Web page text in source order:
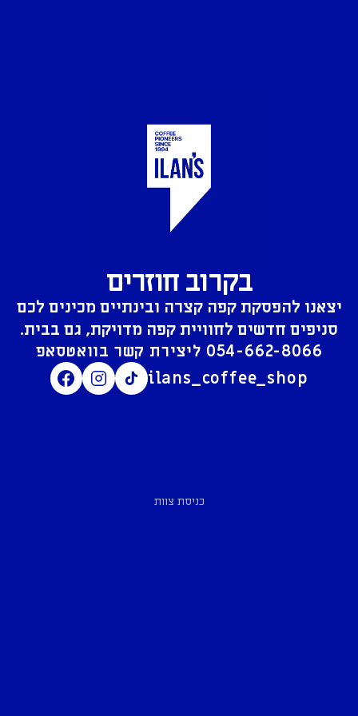
בקרוב חוזרים
יצאנו להפסקת קפה קצרה ובינתיים מכינים לכם
סניפים חדשים לחוויית קפה מדויקת, גם בבית.
054-662-8066
ilans_coffee_shop
כניסת צוות